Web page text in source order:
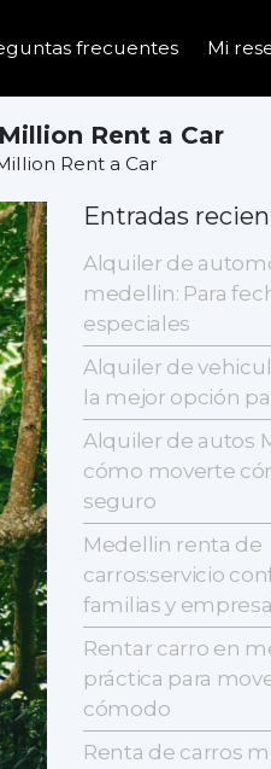
frecuentes Mi
Rent a Car
Rent a Car
Entradas
Alquiler de
medellin: Para
especiales
Alquiler de
la mejor opción
Alquiler de autos
cómo moverte
seguro
Medellin renta de
carros:servicio
familias y empresa
Rentar carro en
práctica para
cómodo
Renta de carros